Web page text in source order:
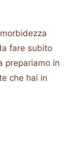
fare subito
prepariamo in
che hai in